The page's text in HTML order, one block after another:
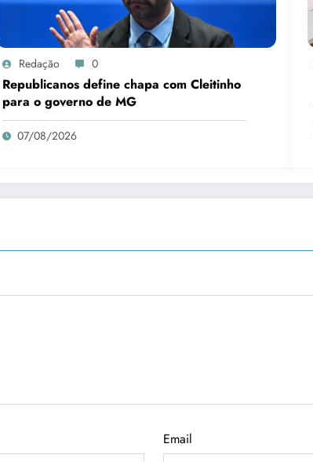
Redação 0
Republicanos define chapa com Cleitinho
para o governo de MG
07/08/2026
Email